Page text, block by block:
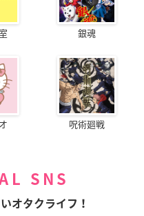
銀魂
呪術廻戦
SNS
オタクライフ！